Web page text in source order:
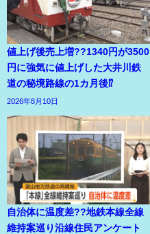
値上げ後売上増??1340円が3500
円に強気に値上げした大井川鉄
道の秘境路線の1カ月後⁉
2026年8月10日
自治体に温度差??地鉄本線全線
維持案巡り沿線住民アンケート